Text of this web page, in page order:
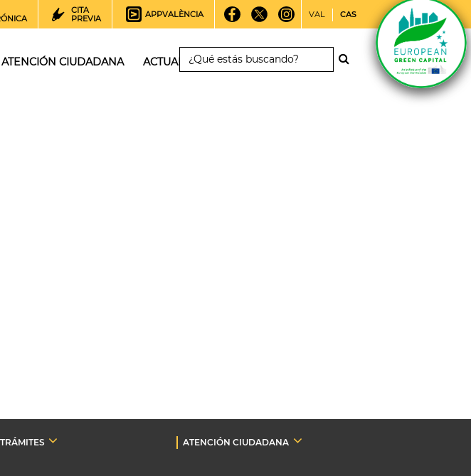
CITA
PREVIA
APPVALÈNCIA VAL CAS
ATENCIÓN CIUDADANA ACTUALIDAD
TRÁMITES
ATENCIÓN CIUDADANA